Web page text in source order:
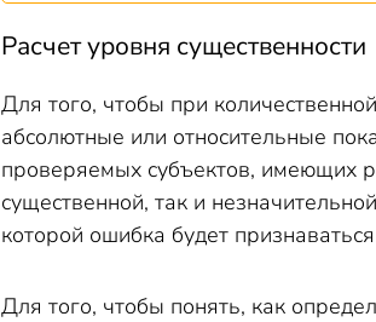
Расчет уровня существенности
Для того, чтобы при
абсолютные или относительные
проверяемых субъектов, имеющих
существенной, так и
которой ошибка будет
Для того, чтобы понять, как